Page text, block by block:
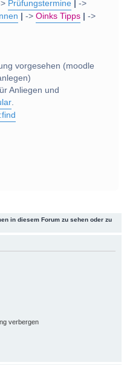
Prüfungstermine
->
->Oinks Tipps
->
vorgesehen (moodle
Anliegen und
.
in diesem Forum zu sehen oder zu
verbergen